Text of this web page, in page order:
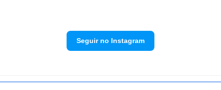
Seguir no Instagram